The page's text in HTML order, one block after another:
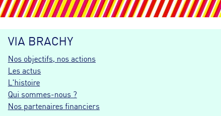
VIA BRACHY
Nos objectifs, nos actions
Les actus
L'histoire
Qui sommes-nous ?
Nos partenaires financiers